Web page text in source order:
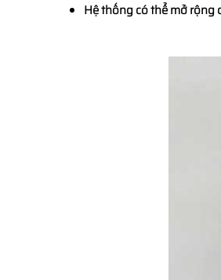
Hệ thống có thể mở rộng